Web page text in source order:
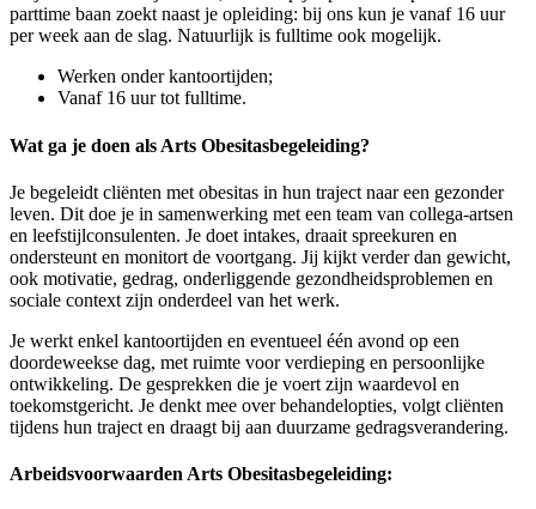
parttime baan zoekt naast je opleiding: bij ons kun je vanaf 16 uur
per week aan de slag. Natuurlijk is fulltime ook mogelijk.
Werken onder kantoortijden;
Vanaf 16 uur tot fulltime.
Wat ga je doen als Arts Obesitasbegeleiding?
Je begeleidt cliënten met obesitas in hun traject naar een gezonder
leven. Dit doe je in samenwerking met een team van collega-artsen
en leefstijlconsulenten. Je doet intakes, draait spreekuren en
ondersteunt en monitort de voortgang. Jij kijkt verder dan gewicht,
ook motivatie, gedrag, onderliggende gezondheidsproblemen en
sociale context zijn onderdeel van het werk.
Je werkt enkel kantoortijden en eventueel één avond op een
doordeweekse dag, met ruimte voor verdieping en persoonlijke
ontwikkeling. De gesprekken die je voert zijn waardevol en
toekomstgericht. Je denkt mee over behandelopties, volgt cliënten
tijdens hun traject en draagt bij aan duurzame gedragsverandering.
Arbeidsvoorwaarden Arts Obesitasbegeleiding: